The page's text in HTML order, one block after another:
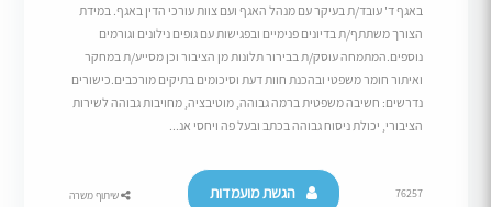
באגף ד' עובד/ת בעיקר עם מנהל האגף ועם צוות עורכי הדין באגף. במידת
הצורך משתתף/ת בדיונים פנימיים ובפגישות עם גופים נילונים וגורמים
נוספים.המתמחה עוסק/ת בבירור תלונות מן הציבור וכן מסייע/ת במחקר
ואיתור חומר משפטי ובהכנת חוות דעת וסיכומים בתיקים מורכבים.כישורים
נדרשים: חשיבה משפטית ברמה גבוהה, מוטיבציה, מחויבות גבוהה לשירות
הציבורי, יכולת ניסוח גבוהה בכתב ובעל פה ויחסי אנ...
76257 הגשת מועמדות שיתוף משרה